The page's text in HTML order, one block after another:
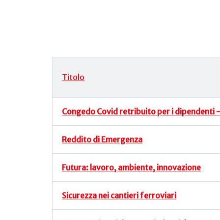
Titolo
Congedo Covid retribuito per i dipendenti
Reddito di Emergenza
Futura: lavoro, ambiente, innovazione
Sicurezza nei cantieri ferroviari